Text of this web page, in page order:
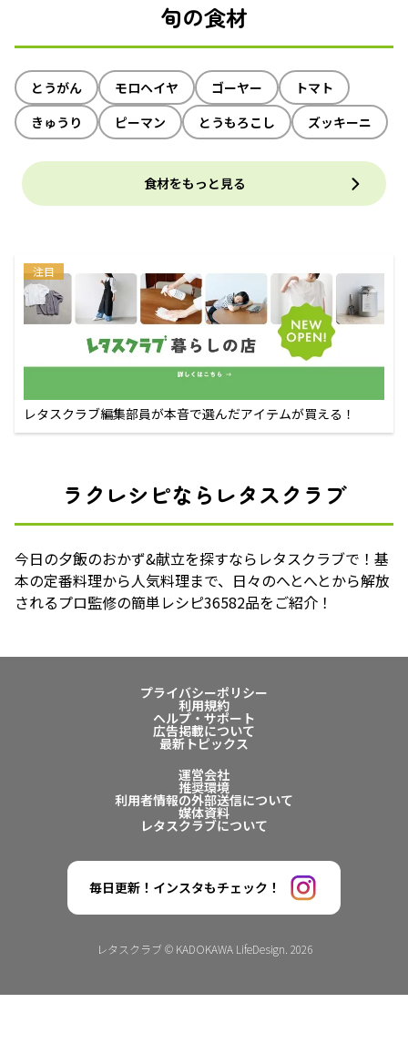
旬の食材
とうがん モロヘイヤ ゴーヤー
トマト
きゅうり
ピーマン とうもろこし ズッキーニ
食材をもっと見る
注目
レタスクラブ編集部員が本音で選んだアイテムが買える！
ラクレシピならレタスクラブ
今日の夕飯のおかず&献立を探すならレタスクラブで！基
本の定番料理から人気料理まで、日々のへとへとから解放
されるプロ監修の簡単レシピ36582品をご紹介！
プライバシーポリシー
利用規約
ヘルプ・サポート
広告掲載について
最新トピックス
運営会社
推奨環境
利用者情報の外部送信について
媒体資料
レタスクラブについて
毎日更新！インスタもチェック！
レタスクラブ © KADOKAWA LifeDesign. 2026